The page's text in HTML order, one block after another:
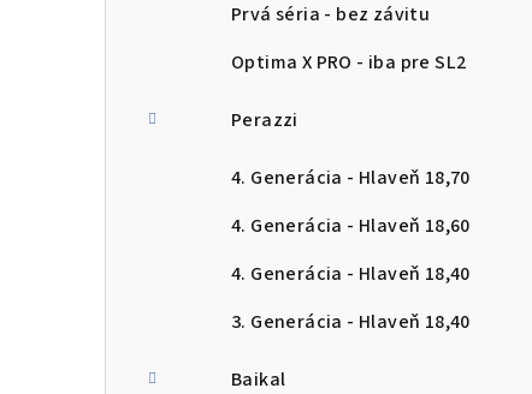
Prvá séria - bez závitu
Optima X PRO - iba pre SL2
Perazzi
4. Generácia - Hlaveň 18,70
4. Generácia - Hlaveň 18,60
4. Generácia - Hlaveň 18,40
3. Generácia - Hlaveň 18,40
Baikal